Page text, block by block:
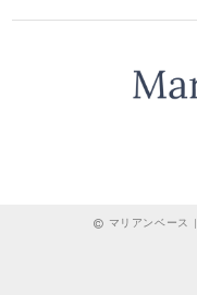
マリアンベース |